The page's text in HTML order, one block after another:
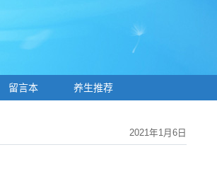
留言本 养生推荐
2021年1月6日